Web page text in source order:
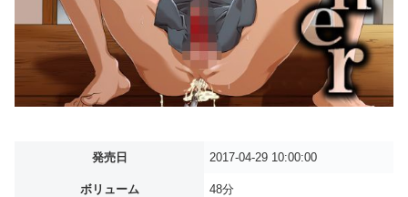
発売日 2017-04-29 10:00:00
ボリューム 48分